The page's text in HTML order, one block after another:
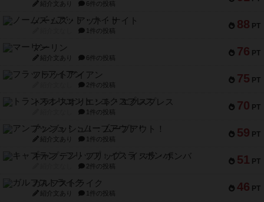
紹介文あり 6件の投稿
88 PT
ノームズ・アット・ナイト
1件の投稿
76 PT
マーリン
紹介文あり 6件の投稿
75 PT
フラットアイアン
2件の投稿
70 PT
トランスオリエント・エクスプレス
1件の投稿
59 PT
アンブッシュ！：ムーブアウト！
紹介文あり 1件の投稿
51 PT
キャプテン・フリップ：イスラ・ボンバ
2件の投稿
46 PT
ガルフストライク
紹介文あり 1件の投稿